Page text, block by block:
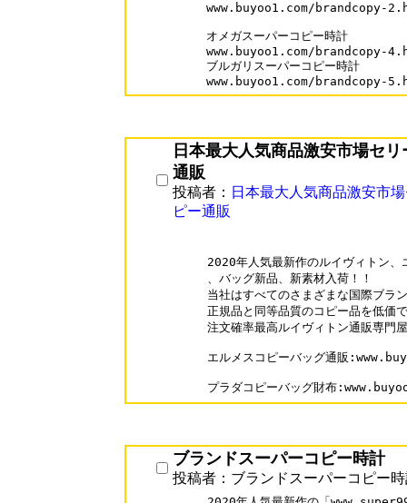
www.buyoo1.com/brandcopy-
オメガスーパーコピー時計
www.buyoo1.com/brandcopy-
ブルガリスーパーコピー時計
www.buyoo1.com/brandcopy-
日本最大人気商品激安市場セ
通販
投稿者： 日本最大人気商品激安市
ピー通販
2020年人気最新作のルイヴィトン
、バッグ新品、新素材入荷！！
当社はすべてのさまざまな国際ブラ
正規品と同等品質のコピー品を低価
注文確率最高ルイヴィトン通販専門
エルメスコピーバッグ通販
プラダコピーバッグ財布
ブランドスーパーコピー時計
投稿者：ブランドスーパーコピー